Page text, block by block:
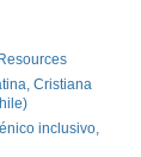
Cristiana
inclusivo,